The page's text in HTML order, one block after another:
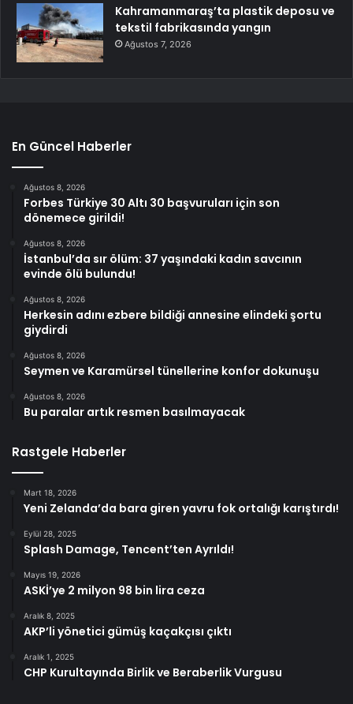
Kahramanmaraş’ta plastik deposu ve
tekstil fabrikasında yangın
Ağustos 7, 2026
En Güncel Haberler
Ağustos 8, 2026
Forbes Türkiye 30 Altı 30 başvuruları için son
dönemece girildi!
Ağustos 8, 2026
İstanbul’da sır ölüm: 37 yaşındaki kadın savcının
evinde ölü bulundu!
Ağustos 8, 2026
Herkesin adını ezbere bildiği annesine elindeki şortu
giydirdi
Ağustos 8, 2026
Seymen ve Karamürsel tünellerine konfor dokunuşu
Ağustos 8, 2026
Bu paralar artık resmen basılmayacak
Rastgele Haberler
Mart 18, 2026
Yeni Zelanda’da bara giren yavru fok ortalığı karıştırdı!
Eylül 28, 2025
Splash Damage, Tencent’ten Ayrıldı!
Mayıs 19, 2026
ASKİ’ye 2 milyon 98 bin lira ceza
Aralık 8, 2025
AKP’li yönetici gümüş kaçakçısı çıktı
Aralık 1, 2025
CHP Kurultayında Birlik ve Beraberlik Vurgusu